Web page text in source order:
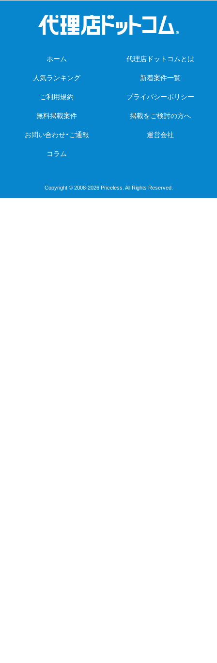
ホーム 代理店ドットコムとは
人気ランキング 新着案件一覧
ご利用規約 プライバシーポリシー
無料掲載案件 掲載をご検討の方へ
お問い合わせ・ご通報 運営会社
コラム
Copyright © 2008-2026 Priceless. All Rights Reserved.